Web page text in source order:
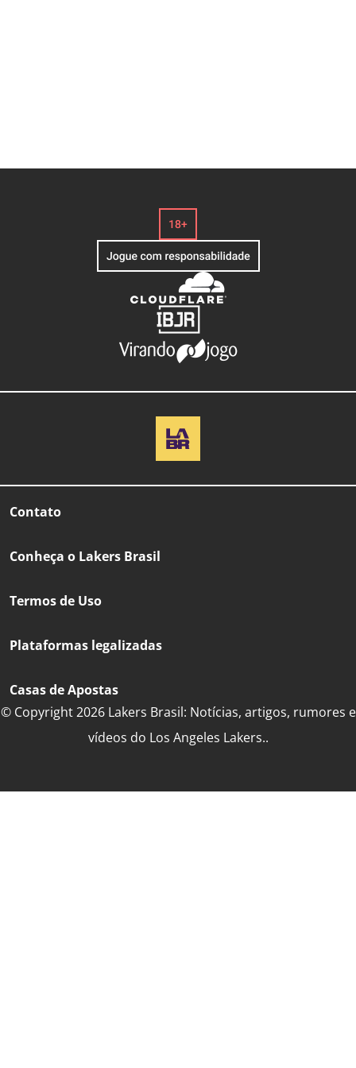
Contato
Conheça o Lakers Brasil
Termos de Uso
Plataformas legalizadas
Casas de Apostas
© Copyright 2026 Lakers Brasil: Notícias, artigos, rumores e
vídeos do Los Angeles Lakers..